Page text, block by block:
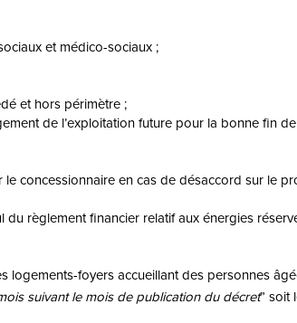
et médico-sociaux ;
et hors périmètre ;
de l’exploitation future pour la bonne fin
concessionnaire en cas de désaccord sur le
règlement financier relatif aux énergies
logements-foyers accueillant des personnes
suivant le mois de publication du décret” soit